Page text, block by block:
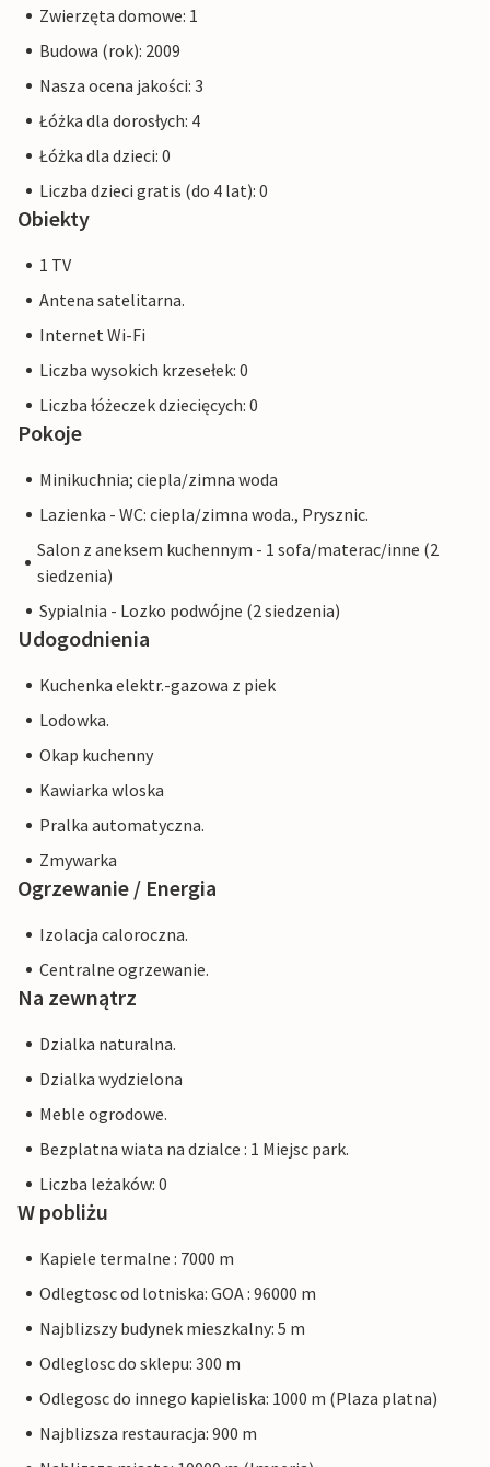
Zwierzęta domowe: 1
Budowa (rok): 2009
Nasza ocena jakości: 3
Łóżka dla dorosłych: 4
Łóżka dla dzieci: 0
Liczba dzieci gratis (do 4 lat): 0
Obiekty
1 TV
Antena satelitarna.
Internet Wi-Fi
Liczba wysokich krzesełek: 0
Liczba łóżeczek dziecięcych: 0
Pokoje
Minikuchnia; ciepla/zimna woda
Lazienka - WC: ciepla/zimna woda., Prysznic.
Salon z aneksem kuchennym - 1 sofa/materac/inne (2
siedzenia)
Sypialnia - Lozko podwójne (2 siedzenia)
Udogodnienia
Kuchenka elektr.-gazowa z piek
Lodowka.
Okap kuchenny
Kawiarka wloska
Pralka automatyczna.
Zmywarka
Ogrzewanie / Energia
Izolacja caloroczna.
Centralne ogrzewanie.
Na zewnątrz
Dzialka naturalna.
Dzialka wydzielona
Meble ogrodowe.
Bezplatna wiata na dzialce : 1 Miejsc park.
Liczba leżaków: 0
W pobliżu
Kapiele termalne : 7000 m
Odlegtosc od lotniska: GOA : 96000 m
Najblizszy budynek mieszkalny: 5 m
Odleglosc do sklepu: 300 m
Odlegosc do innego kapieliska: 1000 m (Plaza platna)
Najblizsza restauracja: 900 m